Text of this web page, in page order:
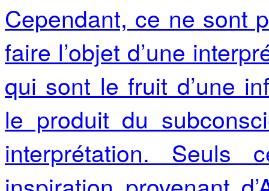
Cependant, ce ne sont
faire l’objet d’une
qui sont le fruit d’une
le produit du
interprétation. Seuls